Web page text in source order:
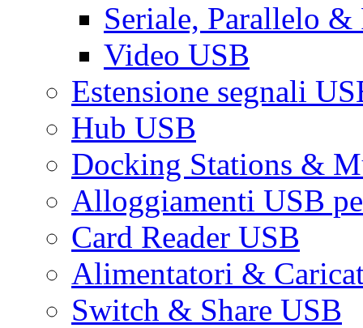
Seriale, Parallelo &
Video USB
Estensione segnali
Hub USB
Docking Stations &
Alloggiamenti USB
Card Reader USB
Alimentatori &
Switch & Share USB